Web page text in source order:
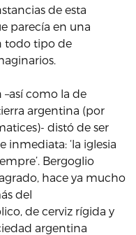
de esta
parecía en una
todo tipo de
como la de
argentina (por
distó de ser
inmediata: ‘la iglesia
Bergoglio
hace ya mucho
del
de cerviz rígida y
argentina